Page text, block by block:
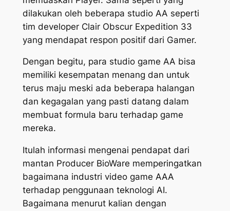
dilakukan oleh beberapa studio AA seperti
tim developer Clair Obscur Expedition 33
yang mendapat respon positif dari Gamer.
Dengan begitu, para studio game AA bisa
memiliki kesempatan menang dan untuk
terus maju meski ada beberapa halangan
dan kegagalan yang pasti datang dalam
membuat formula baru terhadap game
mereka.
Itulah informasi mengenai pendapat dari
mantan Producer BioWare memperingatkan
bagaimana industri video game AAA
terhadap penggunaan teknologi AI.
Bagaimana menurut kalian dengan